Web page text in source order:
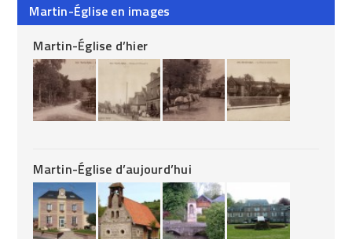
Martin-Église en images
Martin-Église d’hier
Martin-Église d’aujourd’hui